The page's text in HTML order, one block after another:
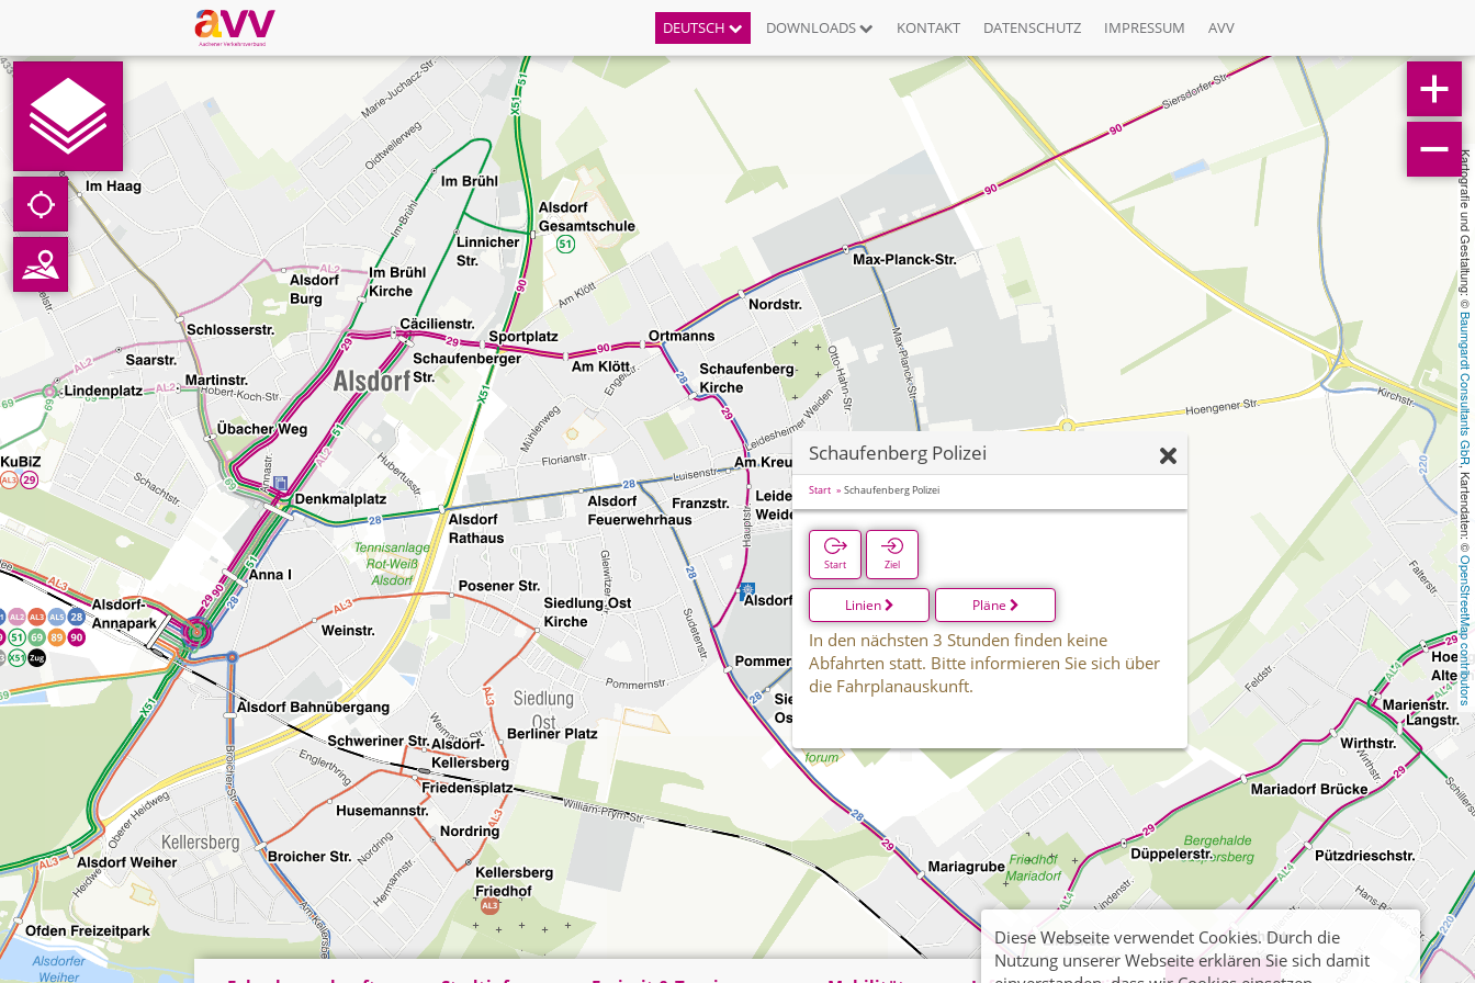
DEUTSCH DOWNLOADS KONTAKT DATENSCHUTZ IMPRESSUM AVV
Kartografie und Gestaltung: ©
Baumgardt Consultants GbR
, Kartendaten: ©
OpenStreetMap contributors
Schaufenberg Polizei
Start Schaufenberg Polizei
Start Ziel
Linien Pläne
In den nächsten 3 Stunden finden keine
Abfahrten statt. Bitte informieren Sie sich über
die Fahrplanauskunft.
Diese Webseite verwendet Cookies. Durch die
Nutzung unserer Webseite erklären Sie sich damit